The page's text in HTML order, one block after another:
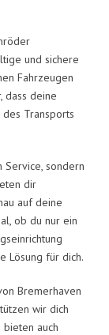
und sichere
Fahrzeugen
dass deine
Transports
Service, sondern
dir
auf deine
ob du nur ein
Lösung für dich.
Bremerhaven
wir dich
auch